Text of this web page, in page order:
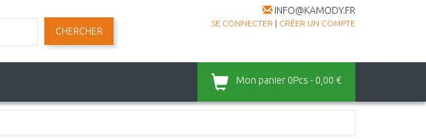
INFO@KAMODY.FR
SE CONNECTER | CRÉER UN COMPTE
CHERCHER
Mon panier 0Pcs - 0,00 €